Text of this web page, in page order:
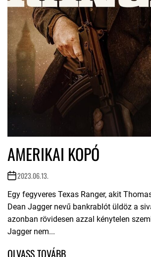
AMERIKAI KOPÓ
2023.06.13.
Egy fegyveres Texas Ranger, akit
Dean Jagger nevű bankrablót üldöz a
azonban rövidesen azzal kénytelen
Jagger nem...